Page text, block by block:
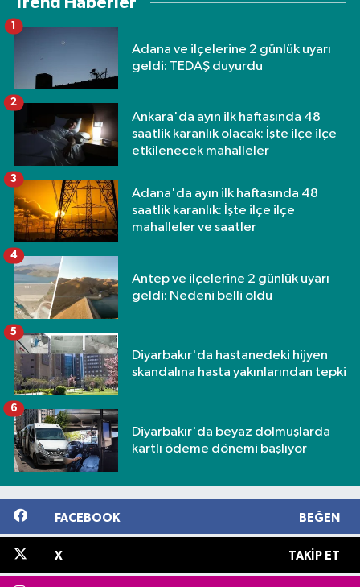
Adana ve ilçelerine 2 günlük uyarı
geldi: TEDAŞ duyurdu
1
Ankara'da ayın ilk haftasında 48
saatlik karanlık olacak: İşte ilçe ilçe
etkilenecek mahalleler
2
Adana'da ayın ilk haftasında 48
saatlik karanlık: İşte ilçe ilçe
mahalleler ve saatler
3
Antep ve ilçelerine 2 günlük uyarı
geldi: Nedeni belli oldu
4
Diyarbakır'da hastanedeki hijyen
skandalına hasta yakınlarından tepki
5
Diyarbakır'da beyaz dolmuşlarda
kartlı ödeme dönemi başlıyor
6
FACEBOOK BEĞEN
X TAKIP ET